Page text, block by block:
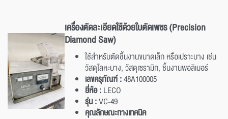
เครื่องตัดละเอียดใช้ด้วยใบตัดเพชร (Precision
Diamond Saw)
ใช้สำหรับตัดชิ้นงานขนาดเล็ก หรือเปราะบาง เช่น
วัสดุโลหะบาง, วัสดุเซรามิก, ชิ้นงานพอลิเมอร์
เลขครุภัณฑ์ :48A100005
ยี่ห้อ :LECO
รุ่น :VC-49
คุณลักษณะทางเทคนิค